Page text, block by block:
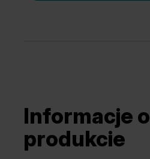
Informacje o
produkcie